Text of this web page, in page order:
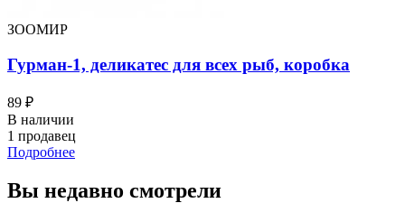
ЗООМИР
Гурман-1, деликатес для всех рыб, коробка
89 ₽
В наличии
1 продавец
Подробнее
Вы недавно смотрели